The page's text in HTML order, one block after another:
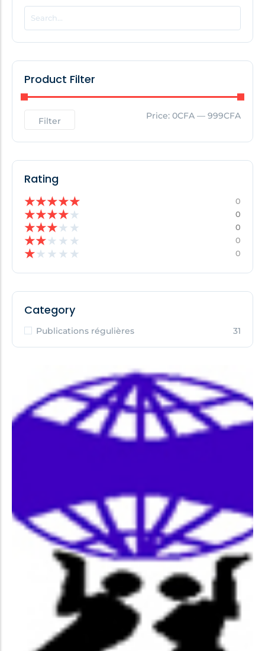
POPULAR THIS WEEK
No Posts Found!
No Posts Found!
Product Filter
Filter Price: 0CFA — 999CFA
Rating
★★★★★ 0
★★★★★ 0
★★★★ ★ 0
★★★ ★ ★ 0
★★ ★ ★ ★ 0
Category
Publications régulières 31